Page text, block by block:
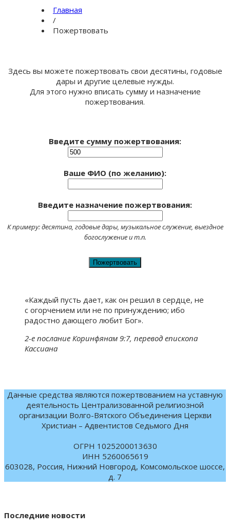
Главная
/
Пожертвовать
Здесь вы можете пожертвовать свои десятины, годовые
дары и другие целевые нужды.
Для этого нужно вписать сумму и назначение
пожертвования.
Введите сумму пожертвования:
Ваше ФИО (по желанию):
Введите назначение пожертвования:
К примеру: десятина, годовые дары, музыкальное служение, выездное
богослужение и т.п.
«Каждый пусть дает, как он решил в сердце, не
с огорчением или не по принуждению; ибо
радостно дающего любит Бог».
2-е послание Коринфянам 9:7, перевод епископа
Кассиана
Данные средства являются пожертвованием на уставную
деятельность Централизованной религиозной
организации Волго-Вятского Объединения Церкви
Христиан – Адвентистов Седьмого Дня
ОГРН 1025200013630
ИНН 5260065619
603028, Россия, Нижний Новгород, Комсомольское шоссе,
д. 7
Последние новости